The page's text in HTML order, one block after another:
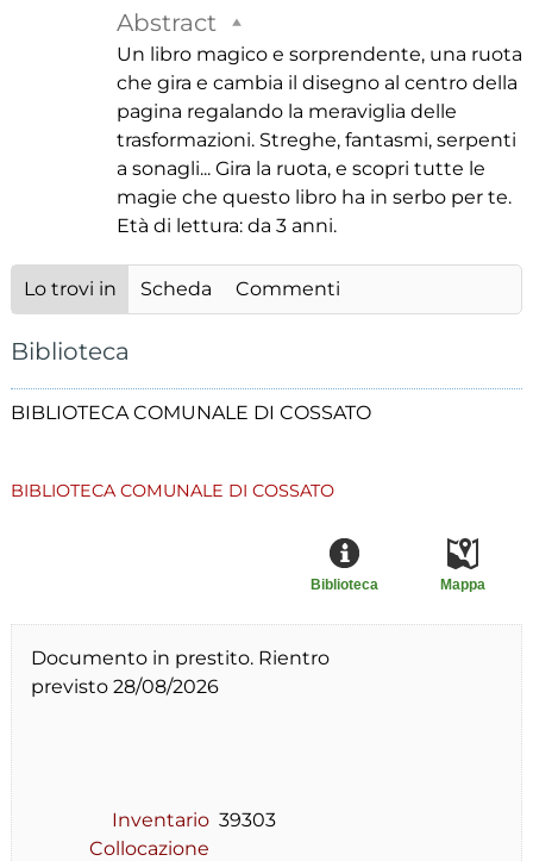
documento
Abstract
Un libro magico e sorprendente, una ruota
che gira e cambia il disegno al centro della
pagina regalando la meraviglia delle
trasformazioni. Streghe, fantasmi, serpenti
a sonagli... Gira la ruota, e scopri tutte le
magie che questo libro ha in serbo per te.
Età di lettura: da 3 anni.
Lo trovi in Scheda Commenti
Biblioteca
BIBLIOTECA COMUNALE DI COSSATO
BIBLIOTECA COMUNALE DI COSSATO
Mappa
Biblioteca
Documento in prestito. Rientro
previsto 28/08/2026
Inventario 39303
Collocazione